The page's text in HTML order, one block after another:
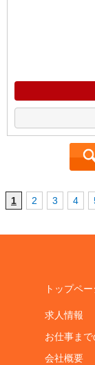
1 2 3 4
トップペー
求人情報
お仕事ま
会社概要